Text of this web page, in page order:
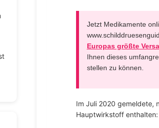
Jetzt Medikamente
Europas größte
Ihnen dieses
stellen zu können.
Im Juli 2020 gemeldete,
Hauptwirkstoff enthalten: